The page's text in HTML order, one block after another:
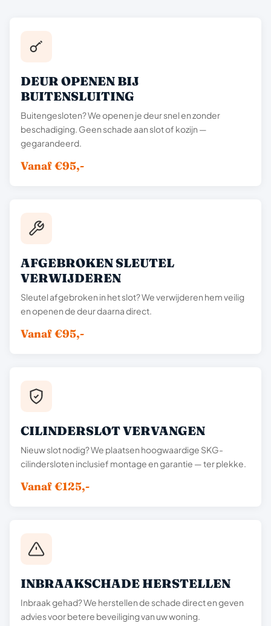
DEUR OPENEN BIJ
BUITENSLUITING
Buitengesloten? We openen je deur snel en zonder
beschadiging. Geen schade aan slot of kozijn —
gegarandeerd.
Vanaf €95,-
AFGEBROKEN SLEUTEL
VERWIJDEREN
Sleutel afgebroken in het slot? We verwijderen hem veilig
en openen de deur daarna direct.
Vanaf €95,-
CILINDERSLOT VERVANGEN
Nieuw slot nodig? We plaatsen hoogwaardige SKG-
cilindersloten inclusief montage en garantie — ter plekke.
Vanaf €125,-
INBRAAKSCHADE HERSTELLEN
Inbraak gehad? We herstellen de schade direct en geven
advies voor betere beveiliging van uw woning.